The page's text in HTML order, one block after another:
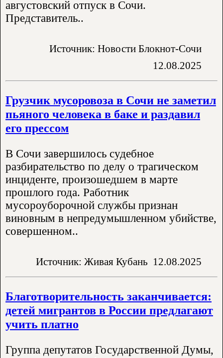
августовский отпуск в Сочи.
Представитель..
Источник: Новости Блокнот-Сочи
12.08.2025
Грузчик мусоровоза в Сочи не заметил
пьяного человека в баке и раздавил
его прессом
В Сочи завершилось судебное
разбирательство по делу о трагическом
инциденте, произошедшем в марте
прошлого года. Работник
мусороуборочной службы признан
виновным в непредумышленном убийстве,
совершенном..
Источник: Живая Кубань 12.08.2025
Благотворительность заканчивается:
детей мигрантов в России предлагают
учить платно
Группа депутатов Государственной Думы,